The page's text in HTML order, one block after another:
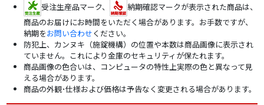
受注生産品マーク、
納期確認マークが表示された商品は、
商品のお届けにお時間をいただく場合があります。お手数ですが、
納期をお問い合わせください。
防犯上、カンヌキ（施錠機構）の位置や本数は商品画像に表示され
ていません。これにより金庫のセキュリティが保たれます。
商品画像の色合いは、コンピュータの特性上実際の色と異なって見
える場合があります。
商品の外観･仕様および価格は予告なく変更される場合があります。